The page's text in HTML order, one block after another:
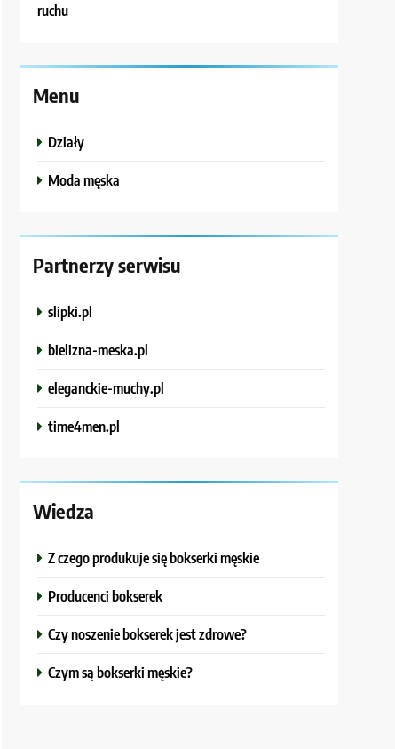
ruchu
Menu
Działy
Moda męska
Partnerzy serwisu
slipki.pl
bielizna-meska.pl
eleganckie-muchy.pl
time4men.pl
Wiedza
Z czego produkuje się bokserki męskie
Producenci bokserek
Czy noszenie bokserek jest zdrowe?
Czym są bokserki męskie?